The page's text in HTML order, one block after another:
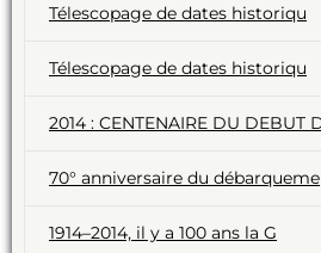
Télescopage de dates historiqu
Télescopage de dates historiqu
2014 : CENTENAIRE DU DEBUT
70° anniversaire du débarqueme
1914–2014, il y a 100 ans la G